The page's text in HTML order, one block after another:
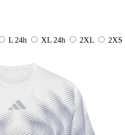
L 24h XL 24h 2XL
2XS